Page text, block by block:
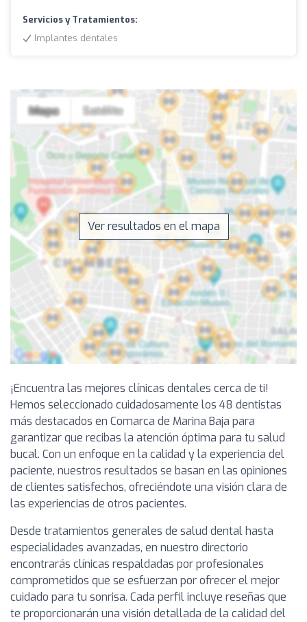
Servicios y Tratamientos:
Implantes dentales
Ver resultados en el mapa
¡Encuentra las mejores clínicas dentales cerca de ti!
Hemos seleccionado cuidadosamente los 48 dentistas
más destacados en Comarca de Marina Baja para
garantizar que recibas la atención óptima para tu salud
bucal. Con un enfoque en la calidad y la experiencia del
paciente, nuestros resultados se basan en las opiniones
de clientes satisfechos, ofreciéndote una visión clara de
las experiencias de otros pacientes.
Desde tratamientos generales de salud dental hasta
especialidades avanzadas, en nuestro directorio
encontrarás clínicas respaldadas por profesionales
comprometidos que se esfuerzan por ofrecer el mejor
cuidado para tu sonrisa. Cada perfil incluye reseñas que
te proporcionarán una visión detallada de la calidad del